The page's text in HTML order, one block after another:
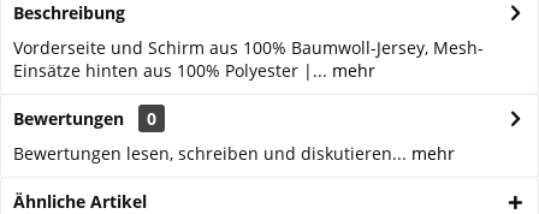
Beschreibung
Vorderseite und Schirm aus 100% Baumwoll-Jersey, Mesh-
Einsätze hinten aus 100% Polyester |... mehr
Bewertungen
0
Bewertungen lesen, schreiben und diskutieren... mehr
Ähnliche Artikel